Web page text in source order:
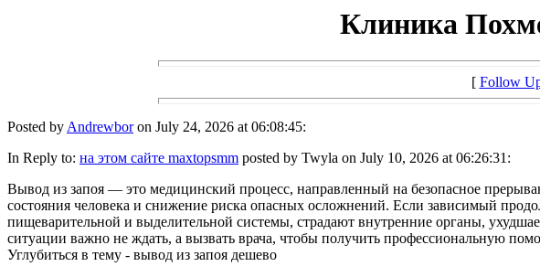
Клиника
[ Follow
Posted byAndrewboron July 24, 2026 at 06:08:45:
In Reply to: на этом сайте maxtopsmm posted by Twyla on July 10, 2026 at 06:26:31:
Вывод из запоя — это медицинский процесс, направленный на безопасное
состояния человека и снижение риска опасных осложнений. Если зависимый
пищеварительной и выделительной системы, страдают внутренние органы,
ситуации важно не ждать, а вызвать врача, чтобы получить профессиональную
Углубиться в тему - вывод из запоя дешево